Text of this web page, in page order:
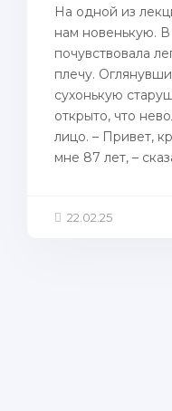
На одной из
нам новенькую.
почувствовала
плечу.
сухонькую
открыто, что
лицо. – Привет,
мне 87 лет, –
22.02.25